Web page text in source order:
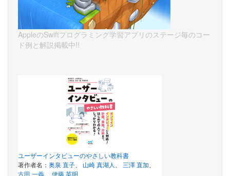
AppleのSwiftプログラミング学習アプリのステージ毎のコー
ド例と解説掲載中!!